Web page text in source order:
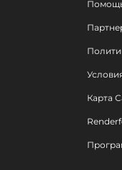
Карта